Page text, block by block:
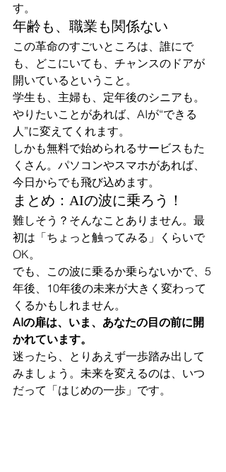
す。
年齢も、職業も関係ない
この革命のすごいところは、誰にで
も、どこにいても、チャンスのドアが
開いているということ。
学生も、主婦も、定年後のシニアも。
やりたいことがあれば、AIが“できる
人”に変えてくれます。
しかも無料で始められるサービスもた
くさん。パソコンやスマホがあれば、
今日からでも飛び込めます。
まとめ：AIの波に乗ろう！
難しそう？そんなことありません。最
初は「ちょっと触ってみる」くらいで
OK。
でも、この波に乗るか乗らないかで、5
年後、10年後の未来が大きく変わって
くるかもしれません。
AIの扉は、いま、あなたの目の前に開
かれています。
迷ったら、とりあえず一歩踏み出して
みましょう。未来を変えるのは、いつ
だって「はじめの一歩」です。